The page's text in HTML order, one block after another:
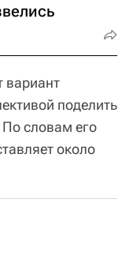
вариант
поделить
словам его
около